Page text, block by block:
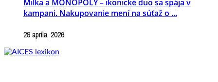
Milka a MONOPOLY – ikonické duo sa spája v
kampani. Nakupovanie mení na súťaž o ...
29 apríla, 2026